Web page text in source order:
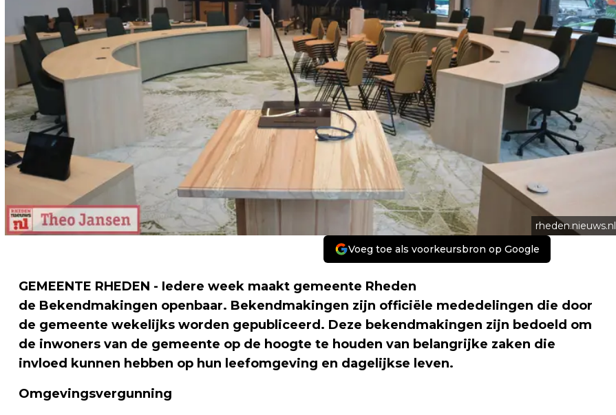
rheden.nieuws.nl
Voeg toe als voorkeursbron op Google
GEMEENTE RHEDEN - Iedere week maakt gemeente Rheden
de Bekendmakingen openbaar. Bekendmakingen zijn officiële mededelingen die door
de gemeente wekelijks worden gepubliceerd. Deze bekendmakingen zijn bedoeld om
de inwoners van de gemeente op de hoogte te houden van belangrijke zaken die
invloed kunnen hebben op hun leefomgeving en dagelijkse leven.
Omgevingsvergunning